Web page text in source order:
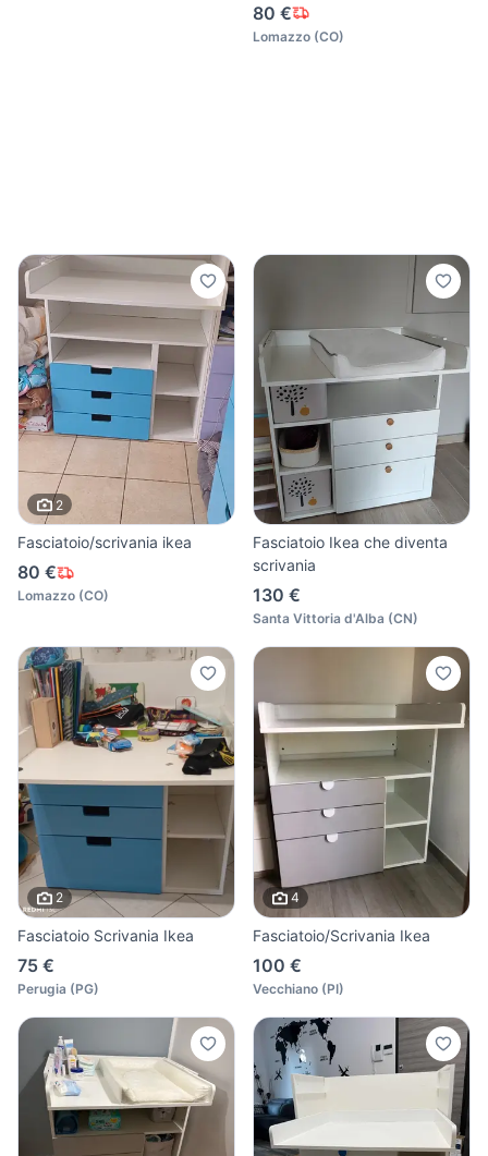
80 €
Lomazzo (CO)
2
Fasciatoio/scrivania ikea
80 €
Lomazzo (CO)
Fasciatoio Ikea che diventa
scrivania
130 €
Santa Vittoria d'Alba (CN)
2
Fasciatoio Scrivania Ikea
75 €
Perugia (PG)
4
Fasciatoio/Scrivania Ikea
100 €
Vecchiano (PI)